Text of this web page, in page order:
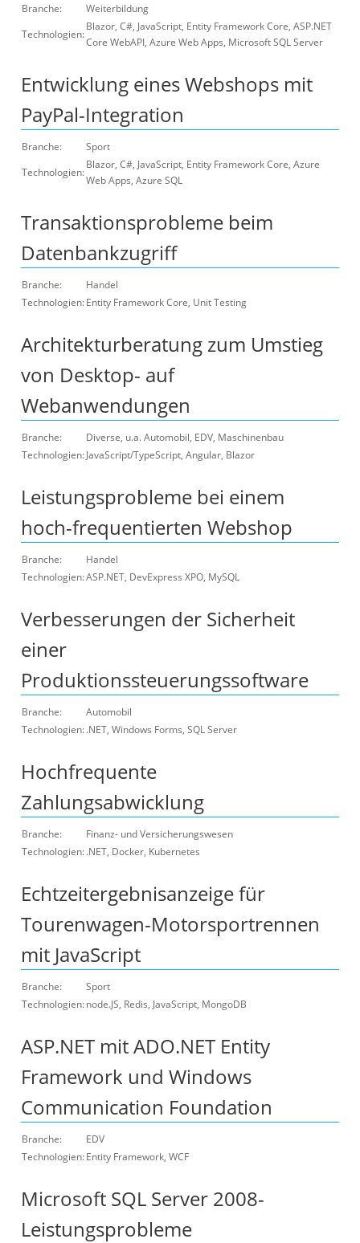
Branche:
Weiterbildung
Technologien:
Blazor, C#, JavaScript, Entity Framework Core, ASP.NET
Core WebAPI, Azure Web Apps, Microsoft SQL Server
Entwicklung eines Webshops mit
PayPal-Integration
Branche:
Sport
Technologien:
Blazor, C#, JavaScript, Entity Framework Core, Azure
Web Apps, Azure SQL
Transaktionsprobleme beim
Datenbankzugriff
Branche:
Handel
Technologien:Entity Framework Core, Unit Testing
Architekturberatung zum Umstieg
von Desktop- auf
Webanwendungen
Branche:
Diverse, u.a. Automobil, EDV, Maschinenbau
Technologien:JavaScript/TypeScript, Angular, Blazor
Leistungsprobleme bei einem
hoch-frequentierten Webshop
Branche:
Handel
Technologien:ASP.NET, DevExpress XPO, MySQL
Verbesserungen der Sicherheit
einer
Produktionssteuerungssoftware
Branche:
Automobil
Technologien:.NET, Windows Forms, SQL Server
Hochfrequente
Zahlungsabwicklung
Branche:
Finanz- und Versicherungswesen
Technologien:.NET, Docker, Kubernetes
Echtzeitergebnisanzeige für
Tourenwagen-Motorsportrennen
mit JavaScript
Branche:
Sport
Technologien:node.JS, Redis, JavaScript, MongoDB
ASP.NET mit ADO.NET Entity
Framework und Windows
Communication Foundation
Branche:
EDV
Technologien:Entity Framework, WCF
Microsoft SQL Server 2008-
Leistungsprobleme